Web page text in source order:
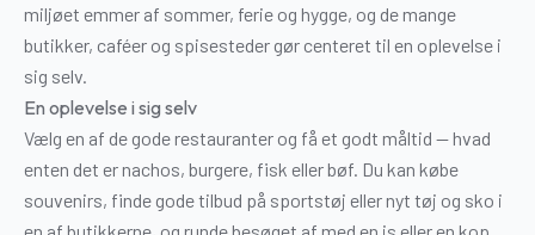
miljøet emmer af sommer, ferie og hygge, og de mange
butikker, caféer og spisesteder gør centeret til en oplevelse i
sig selv.
En oplevelse i sig selv
Vælg en af de gode restauranter og få et godt måltid — hvad
enten det er nachos, burgere, fisk eller bøf. Du kan købe
souvenirs, finde gode tilbud på sportstøj eller nyt tøj og sko i